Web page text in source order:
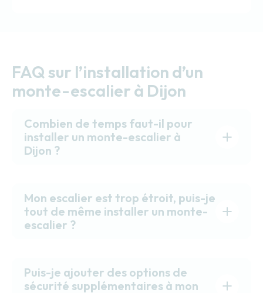
FAQ sur l’installation d’un
monte-escalier à Dijon
Combien de temps faut-il pour
installer un monte-escalier à
Dijon ?
Mon escalier est trop étroit, puis-je
tout de même installer un monte-
escalier ?
Puis-je ajouter des options de
sécurité supplémentaires à mon